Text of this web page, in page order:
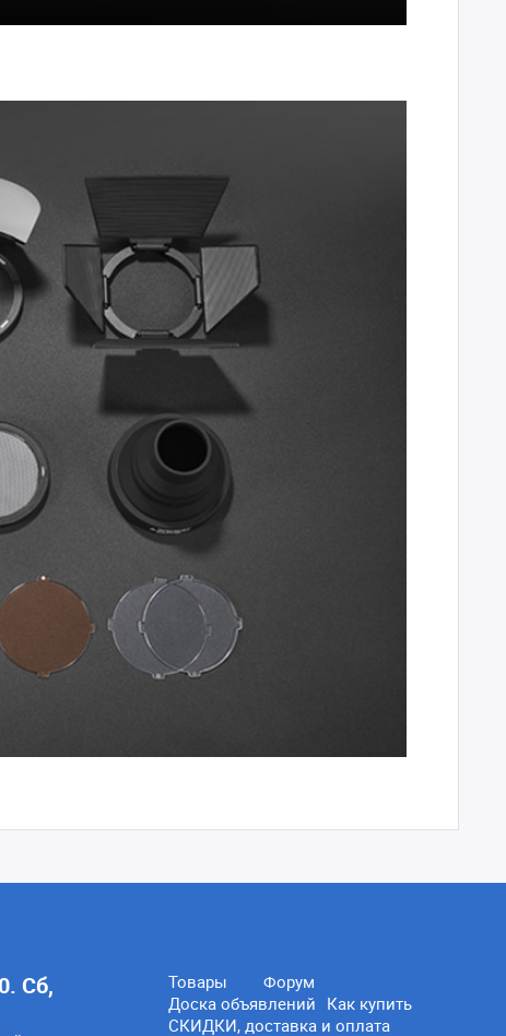
Сб,
Товары
Форум
Доска объявлений Как купить
СКИДКИ, доставка и оплата